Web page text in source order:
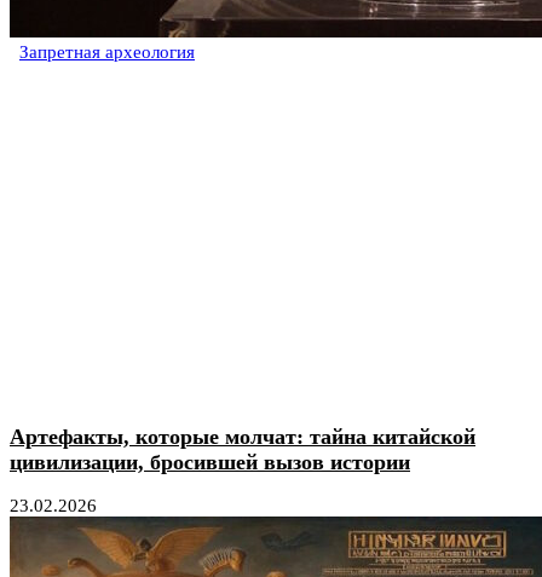
Запретная археология
Артефакты, которые молчат: тайна китайской
цивилизации, бросившей вызов истории
23.02.2026